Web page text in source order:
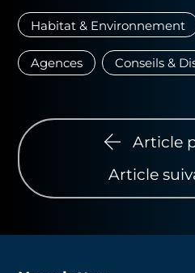
Habitat & Environnement
Agences Conseils &
Article
Article